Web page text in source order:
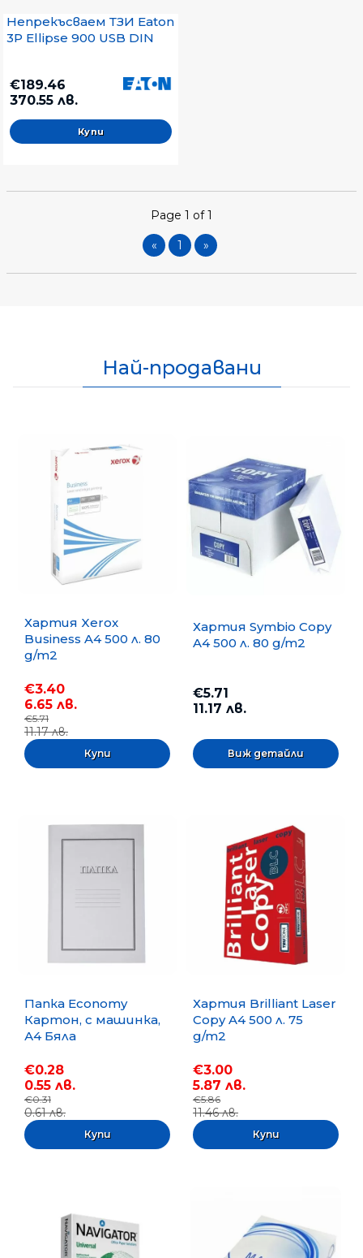
Непрекъсваем ТЗИ Eaton
3P Ellipse 900 USB DIN
€189.46
370.55 лв.
Page 1 of 1
« 1 »
Най-продавани
Хартия Xerox
Business A4 500 л. 80
g/m2
€3.40
6.65 лв.
€5.71
11.17 лв.
Хартия Symbio Copy
A4 500 л. 80 g/m2
€5.71
11.17 лв.
Виж детайли
Папка Economy
Картон, с машинка,
А4 Бяла
€0.28
0.55 лв.
€0.31
0.61 лв.
Хартия Brilliant Laser
Copy A4 500 л. 75
g/m2
€3.00
5.87 лв.
€5.86
11.46 лв.